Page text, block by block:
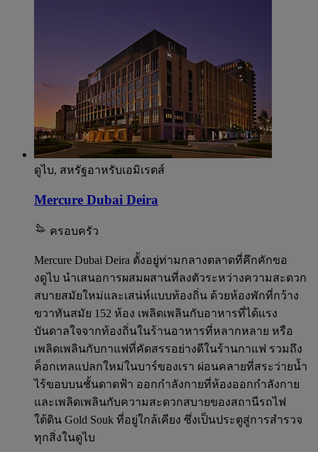
ดูไบ, สหรัฐอาหรับเอมิเรตส์
Mercure Dubai Deira
ครอบครัว
Mercure Dubai Deira ตั้งอยู่ท่ามกลางตลาดที่คึกคักขอ
งดูไบ นำเสนอการผสมผสานที่ลงตัวระหว่างความสะดวก
สบายสมัยใหม่และเสน่ห์แบบท้องถิ่น ด้วยห้องพักที่กว้าง
ขวาทันสมัย 152 ห้อง เพลิดเพลินกับอาหารที่ได้แรง
บันดาลใจจากท้องถิ่นในร้านอาหารที่หลากหลาย หรือ
เพลิดเพลินกับกาแฟที่คัดสรรอย่างดีในร้านกาแฟ รวมถึง
ค็อกเทลแปลกใหม่ในบาร์ของเรา ผ่อนคลายที่สระว่ายน้ำ
ไร้ขอบบนชั้นดาดฟ้า ออกกำลังกายที่ห้องออกกำลังกาย
และเพลิดเพลินกับความสะดวกสบายของสถานีรถไฟ
ใต้ดิน Gold Souk ที่อยู่ใกล้เคียง ซึ่งเป็นประตูสู่การสำรวจ
ทุกสิ่งในดูไบ